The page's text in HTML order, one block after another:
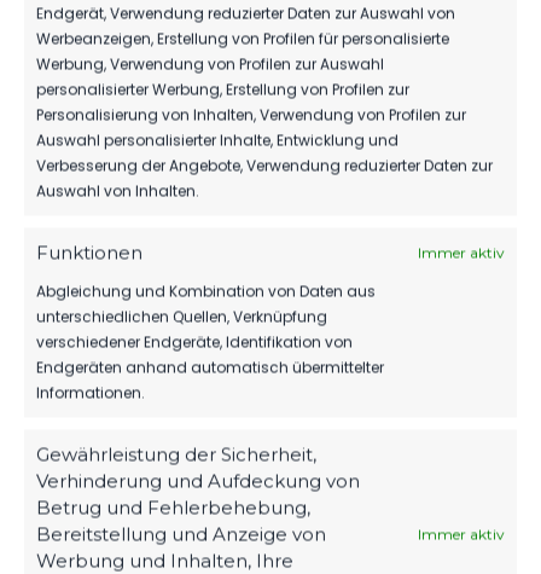
Endgerät, Verwendung reduzierter Daten zur Auswahl von
Werbeanzeigen, Erstellung von Profilen für personalisierte
Werbung, Verwendung von Profilen zur Auswahl
personalisierter Werbung, Erstellung von Profilen zur
Personalisierung von Inhalten, Verwendung von Profilen zur
Auswahl personalisierter Inhalte, Entwicklung und
Verbesserung der Angebote, Verwendung reduzierter Daten zur
Auswahl von Inhalten.
Funktionen Immer aktiv
Abgleichung und Kombination von Daten aus
unterschiedlichen Quellen, Verknüpfung
verschiedener Endgeräte, Identifikation von
Endgeräten anhand automatisch übermittelter
Informationen.
Gewährleistung der Sicherheit,
Verhinderung und Aufdeckung von
Betrug und Fehlerbehebung,
Bereitstellung und Anzeige von
Werbung und Inhalten, Ihre
Immer aktiv
PARTNER WERDEN
Sponsoring & Netzwerk
FSV 63 LUCKENWALDE
E.V.
Luckenwalde.
SEIT
1963
TIM MEYER WECHSELT
ZU GERMANIA
HALBERSTADT
7. August 2026
BEIM FSV
6. August 2026